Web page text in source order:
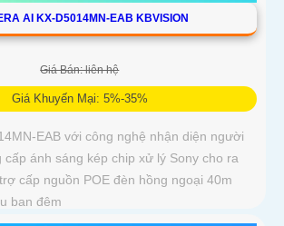
AI KX-D5014MN-EAB KBVISION
Giá Bán: liên hệ
Giá Khuyến Mại: 5%-35%
EAB với công nghệ nhận diện người
cấp ánh sáng kép chip xử lý Sony cho ra
cấp nguồn POE đèn hồng ngoại 40m
ban đêm